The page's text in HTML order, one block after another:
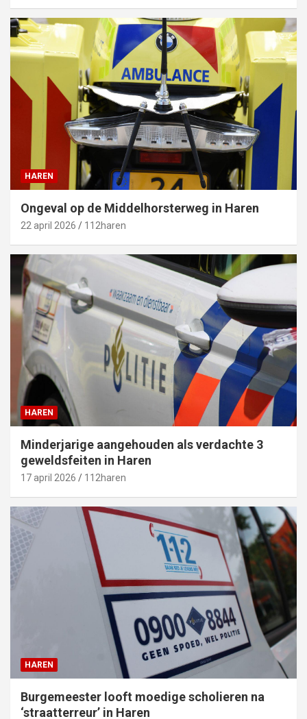
HAREN
Ongeval op de Middelhorsterweg in Haren
22 april 2026 112haren
HAREN
Minderjarige aangehouden als verdachte 3
geweldsfeiten in Haren
17 april 2026 112haren
HAREN
Burgemeester looft moedige scholieren na
‘straatterreur’ in Haren